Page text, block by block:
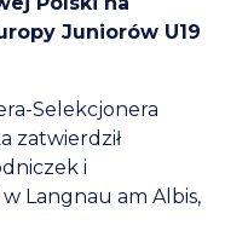
Juniorów U19
Selekcjonera
zatwierdził
i
Langnau am Albis,